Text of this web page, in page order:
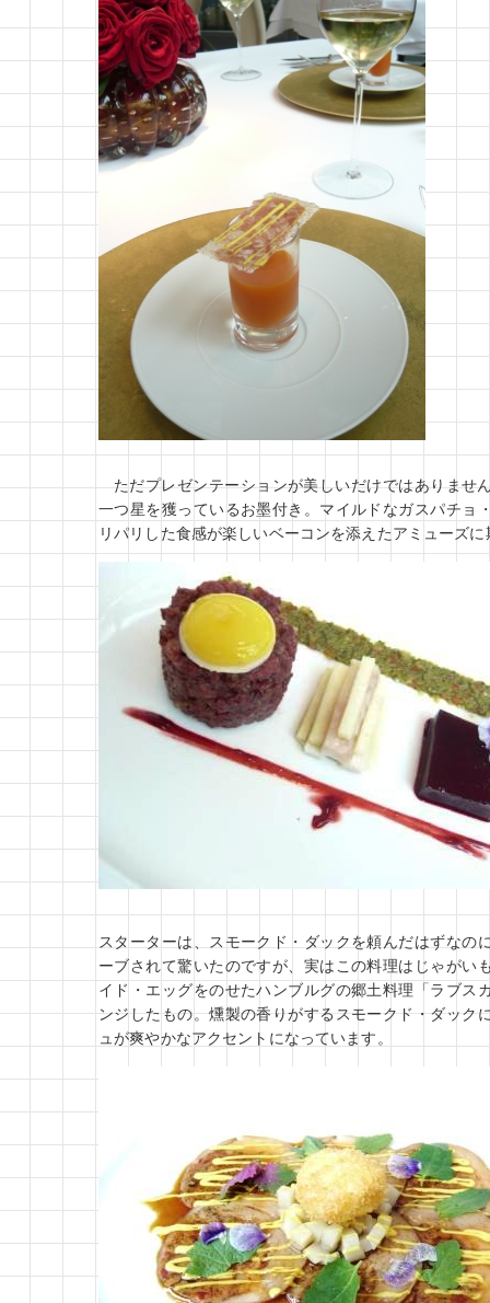
ただプレゼンテーションが美しいだけではありませ
一つ星を獲っているお墨付き。マイルドなガスパチョ
リパリした食感が楽しいベーコンを添えたアミューズ
スターターは、スモークド・ダックを頼んだはずなの
ーブされて驚いたのですが、実はこの料理はじゃがい
イド・エッグをのせたハンブルグの郷土料理「ラブス
ンジしたもの。燻製の香りがするスモークド・ダック
ュが爽やかなアクセントになっています。